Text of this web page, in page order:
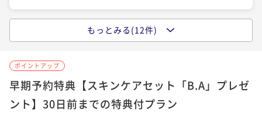
ポイント即利用で最大17％OFF
¥ 34,279 ~
-UTSUROI- 20平米 スーペリアクイーン
【禁煙】
¥ 34,875 ~
ーン【禁煙】
23平米 禁煙 無料Wi-Fi
ダブル
18平米 禁煙 無料Wi-Fi
シングル
ポイント即利用で
もっとみる(12件)
ポイントアップ
早期予約特典【スキンケアセット「B.A」プレゼ
ント】30日前までの特典付プラン